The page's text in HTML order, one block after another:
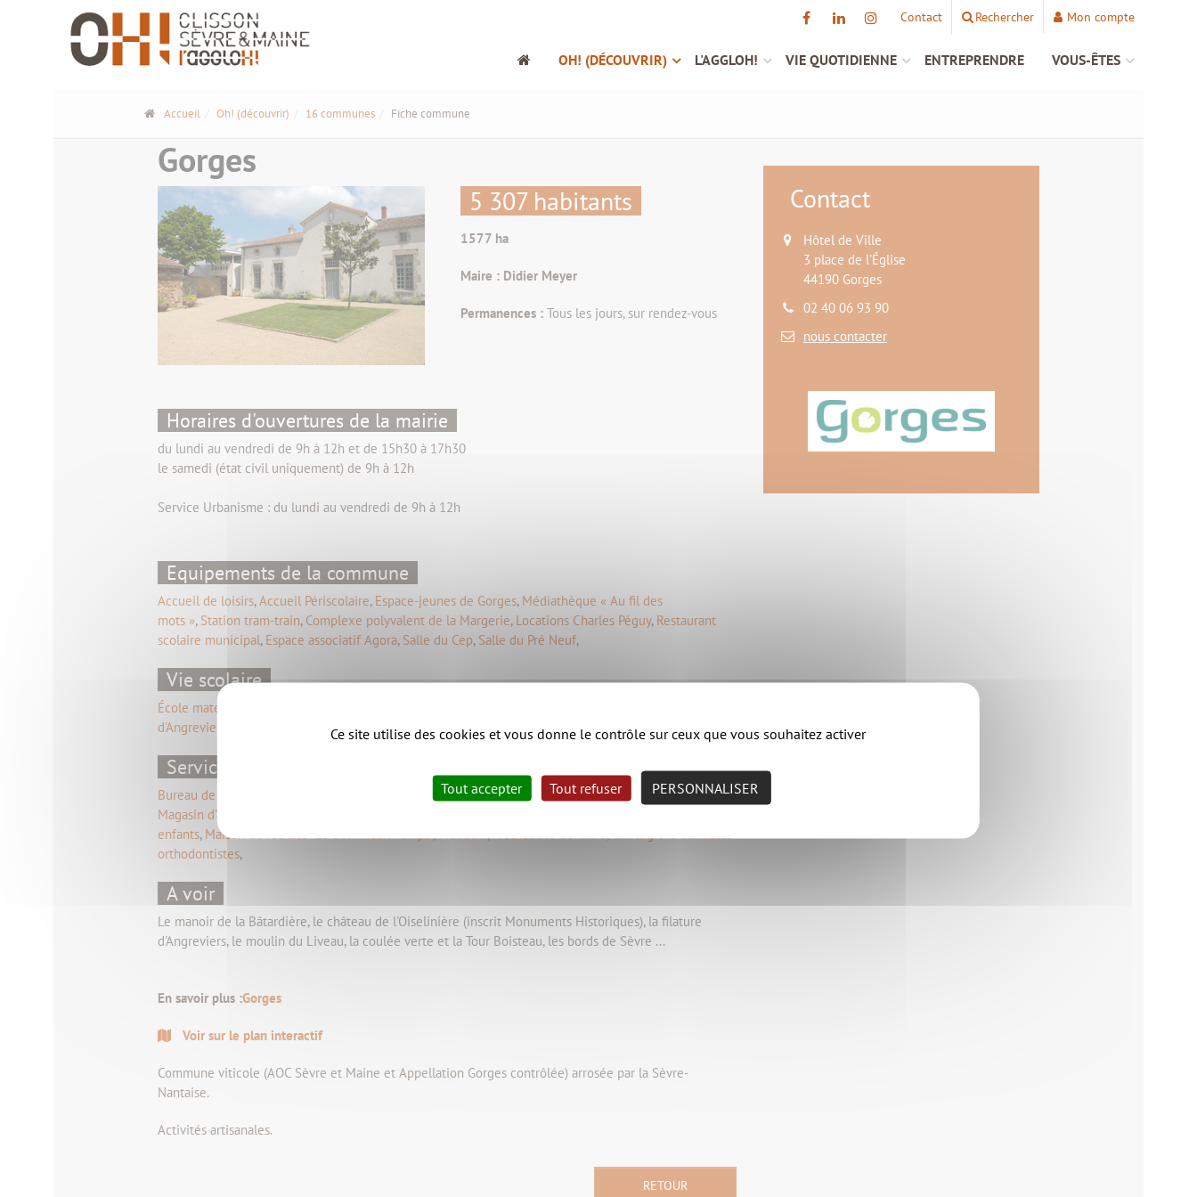
Contact Rechercher Mon compte
OH! (DÉCOUVRIR) L'AGGLOH! VIE QUOTIDIENNE ENTREPRENDRE VOUS-ÊTES
Accueil Oh! (découvrir) 16 communes Fiche commune
Gorges
5 307 habitants
1577 ha
Maire : Didier Meyer
Permanences : Tous les jours, sur rendez-vous
Horaires d'ouvertures de la mairie
du lundi au vendredi de 9h à 12h et de 15h30 à 17h30
le samedi (état civil uniquement) de 9h à 12h
Service Urbanisme : du lundi au vendredi de 9h à 12h
Equipements de la commune
Accueil de loisirs,Accueil Périscolaire, Espace-jeunes de Gorges, Médiathèque « Au fil des
mots », Station tram-train, Complexe polyvalent de la Margerie, Locations Charles Péguy, Restaurant
scolaire municipal, Espace associatif Agora, Salle du Cep, Salle du Pré Neuf,
Vie scolaire
École maternelle et primaire privée Pie X
d'Angreviers - Notre Dame du Bon Accueil, Collège privé d'Angreviers - Notre Dame du Bon Accueil
Services
Bureau de Poste Centre départemental d'aide à l'enfance,Pharmacie Fleuriste, Station-service,
Magasin d'articles de sports, Poissonnerie, Boucherie, Boulangerie
enfants, Maison de retraite "Le Bon Vieux Temps",Médecin, Prothésiste-dentaire, Chirurgiens dentistes-
orthodontistes,
A voir
Le manoir de la Bâtardière, le château de l'Oiselinière (inscrit Monuments Historiques), la filature
d'Angreviers, le moulin du Liveau, la coulée verte et la Tour Boisteau, les bords de Sèvre ...
En savoir plus :Gorges
Voir sur le plan interactif
Commune viticole (AOC Sèvre et Maine et Appellation Gorges contrôlée) arrosée par la Sèvre-
Nantaise.
Activités artisanales.
RETOUR
Contact
Hôtel de Ville
3 place de l'Église
44190 Gorges
02 40 06 93 90
nous contacter
Panneau de gestion des cookies
Ce site utilise des cookies et vous donne le contrôle sur ceux que vous souhaitez activer
Tout accepter Tout refuser PERSONNALISER